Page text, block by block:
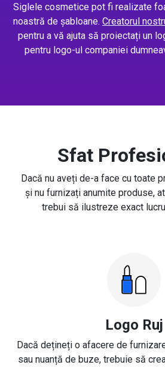
Siglele cosmetice pot fi realizate
noastră de șabloane. Creatorul
pentru a vă ajuta să proiectați un
pentru logo-ul companiei
Sfat
Dacă nu aveți de-a face cu toate
și nu furnizați anumite produse,
trebui să ilustreze exact
Logo Ruj
Dacă dețineți o afacere de
sau nuanță de buze, trebuie să